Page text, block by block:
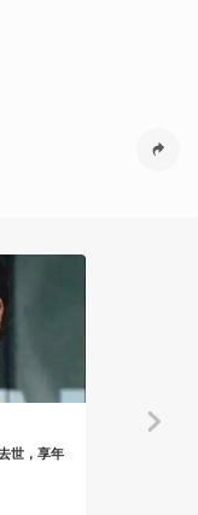
世，享年